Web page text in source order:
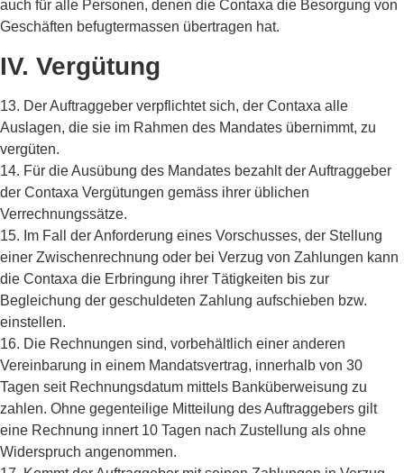
auch für alle Personen, denen die Contaxa die Besorgung von
Geschäften befugtermassen übertragen hat.
IV. Vergütung
13. Der Auftraggeber verpflichtet sich, der Contaxa alle
Auslagen, die sie im Rahmen des Mandates übernimmt, zu
vergüten.
14. Für die Ausübung des Mandates bezahlt der Auftraggeber
der Contaxa Vergütungen gemäss ihrer üblichen
Verrechnungssätze.
15. Im Fall der Anforderung eines Vorschusses, der Stellung
einer Zwischenrechnung oder bei Verzug von Zahlungen kann
die Contaxa die Erbringung ihrer Tätigkeiten bis zur
Begleichung der geschuldeten Zahlung aufschieben bzw.
einstellen.
16. Die Rechnungen sind, vorbehältlich einer anderen
Vereinbarung in einem Mandatsvertrag, innerhalb von 30
Tagen seit Rechnungsdatum mittels Banküberweisung zu
zahlen. Ohne gegenteilige Mitteilung des Auftraggebers gilt
eine Rechnung innert 10 Tagen nach Zustellung als ohne
Widerspruch angenommen.